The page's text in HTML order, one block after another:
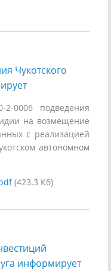
Чукотского
0006 подведения
на возмещение
с реализацией
автономном
(423.3 Кб)
информирует